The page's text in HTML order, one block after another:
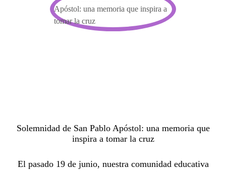
Solemnidad de San Pablo Apóstol: una memoria que
inspira a tomar la cruz
El pasado 19 de junio, nuestra comunidad educativa